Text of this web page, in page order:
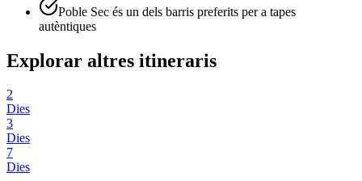
Poble Sec és un dels barris preferits per a tapes
autèntiques
Explorar altres itineraris
2
Dies
3
Dies
7
Dies